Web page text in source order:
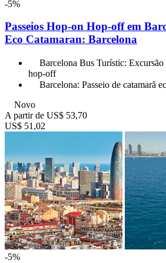
-5%
Passeios Hop-on Hop-off em
Eco Catamaran: Barcelona
Barcelona Bus Turístic: Excursão
hop-off
Barcelona: Passeio de catamarã
Novo
A partir de US$ 53,70
US$ 51,02
-5%